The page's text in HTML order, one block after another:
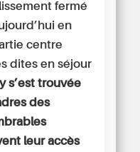
fermé
en
centre
dites en séjour
s’est trouvée
des
leur accès